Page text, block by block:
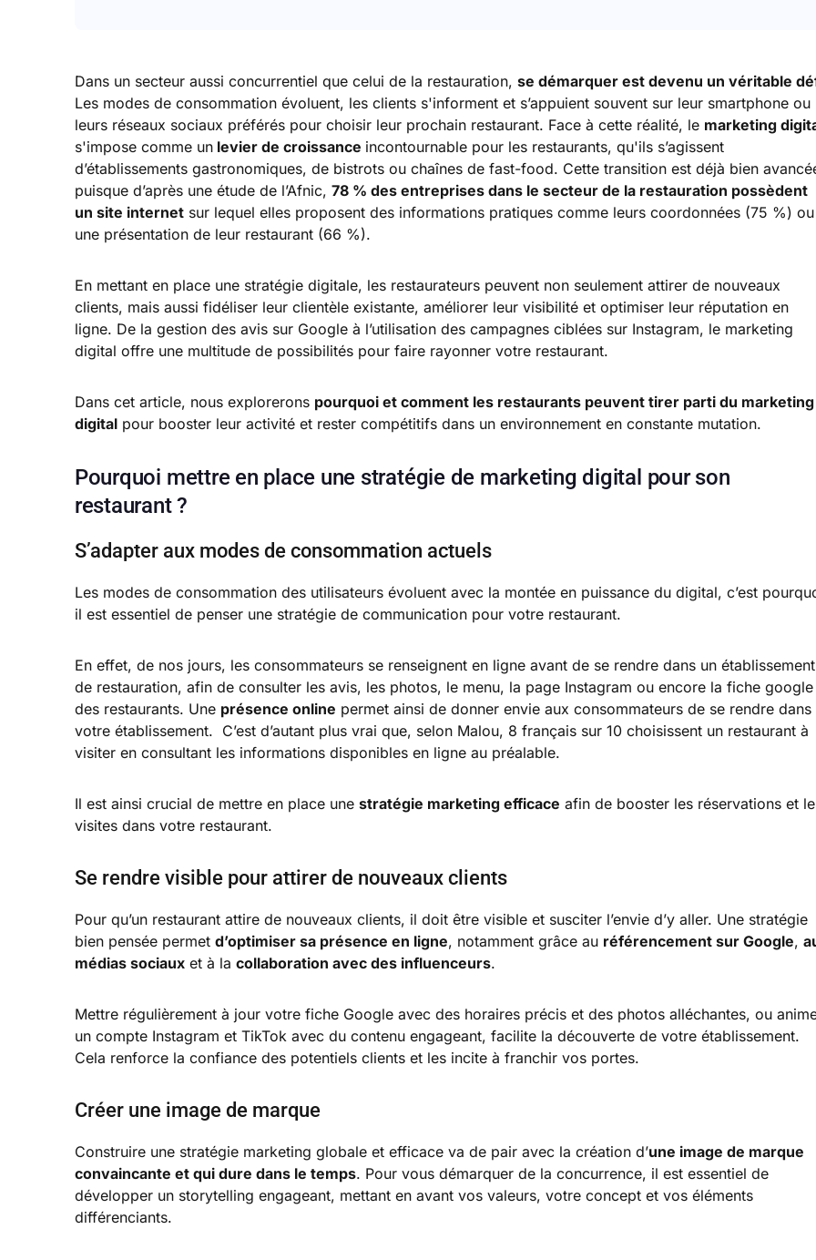
Dans un secteur aussi concurrentiel que celui de la restauration, se démarquer est devenu un véritable
Les modes de consommation évoluent, les clients s'informent et s’appuient souvent sur leur smartphone ou
leurs réseaux sociaux préférés pour choisir leur prochain restaurant. Face à cette réalité, le marketing
s'impose comme unlevier de croissance incontournable pour les restaurants, qu'ils s’agissent
d’établissements gastronomiques, de bistrots ou chaînes de fast-food. Cette transition est déjà bien
puisque d’après une étude de l’Afnic, 78 % des entreprises dans le secteur de la restauration possèdent
un site internetsur lequel elles proposent des informations pratiques comme leurs coordonnées (75 %) ou
une présentation de leur restaurant (66 %).
En mettant en place une stratégie digitale, les restaurateurs peuvent non seulement attirer de nouveaux
clients, mais aussi fidéliser leur clientèle existante, améliorer leur visibilité et optimiser leur réputation en
ligne. De la gestion des avis sur Google à l’utilisation des campagnes ciblées sur Instagram, le marketing
digital offre une multitude de possibilités pour faire rayonner votre restaurant.
Dans cet article, nous explorerons pourquoi et comment les restaurants peuvent tirer parti du marketing
digitalpour booster leur activité et rester compétitifs dans un environnement en constante mutation.
Pourquoi mettre en place une stratégie de marketing digital pour son
restaurant ?
S’adapter aux modes de consommation actuels
Les modes de consommation des utilisateurs évoluent avec la montée en puissance du digital, c’est
il est essentiel de penser une stratégie de communication pour votre restaurant.
En effet, de nos jours, les consommateurs se renseignent en ligne avant de se rendre dans un établissement
de restauration, afin de consulter les avis, les photos, le menu, la page Instagram ou encore la fiche google
des restaurants. Une présence online permet ainsi de donner envie aux consommateurs de se rendre dans
votre établissement. C’est d’autant plus vrai que, selon Malou, 8 français sur 10 choisissent un restaurant à
visiter en consultant les informations disponibles en ligne au préalable.
Il est ainsi crucial de mettre en place une stratégie marketing efficace afin de booster les réservations et
visites dans votre restaurant.
Se rendre visible pour attirer de nouveaux clients
Pour qu’un restaurant attire de nouveaux clients, il doit être visible et susciter l’envie d’y aller. Une stratégie
bien pensée permet d’optimiser sa présence en ligne, notamment grâce au référencement sur Google,
médias sociauxet à la collaboration avec des influenceurs.
Mettre régulièrement à jour votre fiche Google avec des horaires précis et des photos alléchantes, ou
un compte Instagram et TikTok avec du contenu engageant, facilite la découverte de votre établissement.
Cela renforce la confiance des potentiels clients et les incite à franchir vos portes.
Créer une image de marque
Construire une stratégie marketing globale et efficace va de pair avec la création d’une image de marque
convaincante et qui dure dans le temps. Pour vous démarquer de la concurrence, il est essentiel de
développer un storytelling engageant, mettant en avant vos valeurs, votre concept et vos éléments
différenciants.